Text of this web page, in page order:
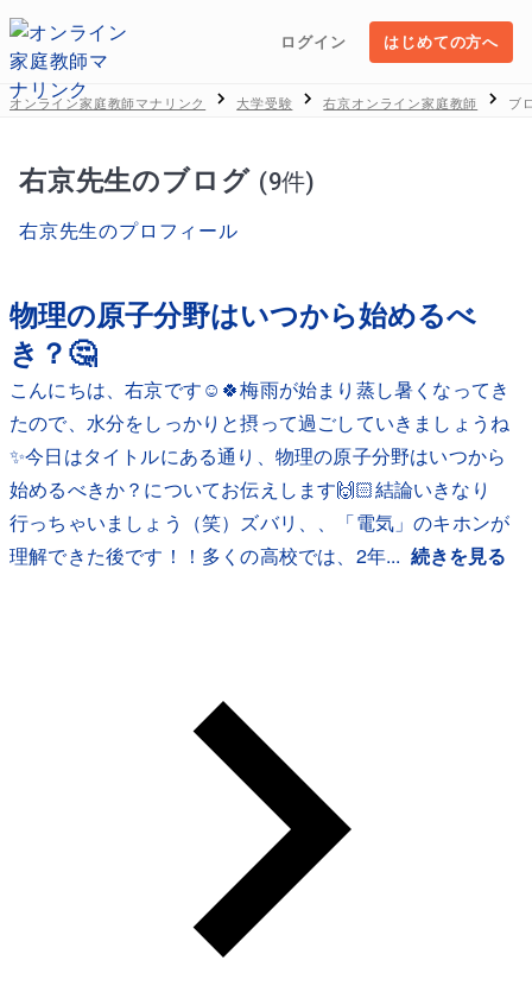
ログイン はじめての方へ
オンライン家庭教師マナリンク 大学受験 右京オンライン家庭教師 ブ
右京先生のブログ (9件)
右京先生のプロフィール
物理の原子分野はいつから始めるべ
き？🤔
こんにちは、右京です☺️🍀梅雨が始まり蒸し暑くなってき
たので、水分をしっかりと摂って過ごしていきましょうね
✨今日はタイトルにある通り、物理の原子分野はいつから
始めるべきか？についてお伝えします🙌🏻結論いきなり
行っちゃいましょう（笑）ズバリ、、「電気」のキホンが
理解できた後です！！多くの高校では、2年... 続きを見る